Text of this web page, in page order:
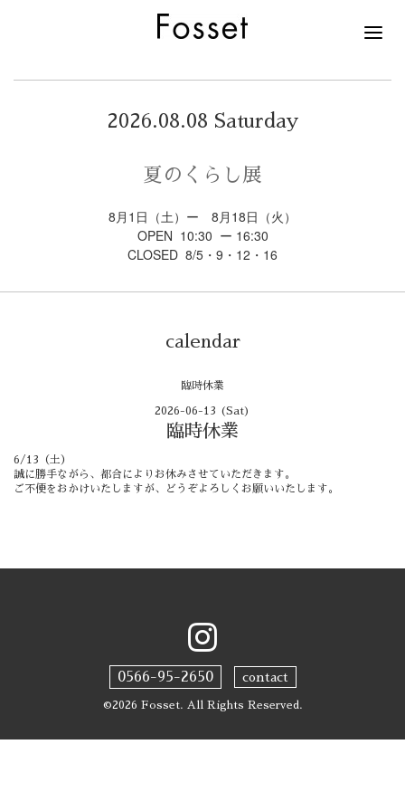
2026.08.08 Saturday
夏のくらし展
8月1日（土）ー 8月18日（火）
OPEN 10:30 ー 16:30
CLOSED 8/5・9・12・16
calendar
臨時休業
2026-06-13 (Sat)
臨時休業
6/13（土）
誠に勝手ながら、都合によりお休みさせていただきます。
ご不便をおかけいたしますが、どうぞよろしくお願いいたします。
0566-95-2650 contact
©2026 Fosset. All Rights Reserved.